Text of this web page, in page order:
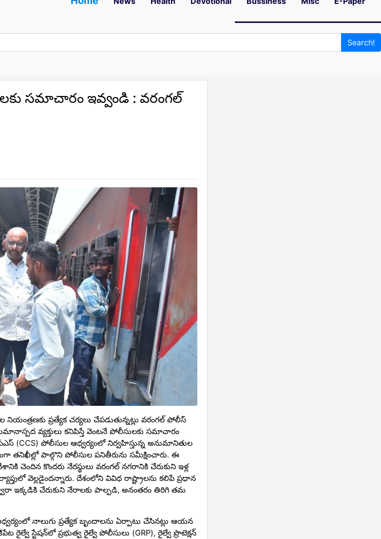
Search!
సమాచారం ఇవ్వండి : వరంగల్
ప్రత్యేక చర్యలు చేపడుతున్నట్లు వరంగల్ పోలీస్
వ్యక్తులు కనిపిస్తే వెంటనే పోలీసులకు సమాచారం
(CCS) పోలీసుల ఆధ్వర్యంలో నిర్వహిస్తున్న అనుమానితుల
తనిఖీల్లో పాల్గొని పోలీసుల పనితీరును సమీక్షించారు. ఈ
కొందరు నేరస్థులు వరంగల్ నగరానికి చేరుకుని ఇళ్ల
వెల్లడైందన్నారు. దేశంలోని వివిధ రాష్ట్రాలను కలిపే ప్రధాన
ద్వారా ఇక్కడికి చేరుకుని నేరాలకు పాల్పడి, అనంతరం తిరిగి తమ
నాలుగు ప్రత్యేక బృందాలను ఏర్పాటు చేసినట్లు ఆయన
స్టేషన్‌లో ప్రభుత్వ రైల్వే పోలీసులు (GRP), రైల్వే ప్రొటెక్షన్